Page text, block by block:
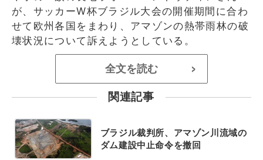
が、サッカーW杯ブラジル大会の開催期間に合わ
せて欧州各国をまわり、アマゾンの熱帯雨林の破
壊状況について訴えようとしている。
全文を読む >
関連記事
ブラジル裁判所、アマゾン川流域の
ダム建設中止命令を撤回